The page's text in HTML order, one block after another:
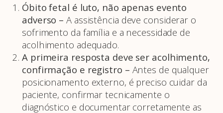
Óbito fetal é luto, não apenas evento
adverso –A assistência deve considerar o
sofrimento da família e a necessidade de
acolhimento adequado.
A primeira resposta deve ser acolhimento,
confirmação e registro – Antes de qualquer
posicionamento externo, é preciso cuidar da
paciente, confirmar tecnicamente o
diagnóstico e documentar corretamente as